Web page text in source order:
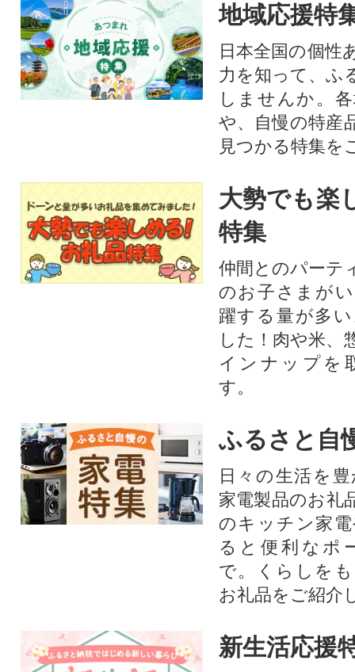
地域応援特
日本全国の個性
力を知って、ふ
しませんか。
や、自慢の特産
見つかる特集を
大勢でも楽
特集
仲間とのパーテ
のお子さまが
躍する量が多
した！肉や米、
インナップを
す。
ふるさと自
日々の生活を
家電製品のお礼
のキッチン家
ると便利なポ
で。くらしを
お礼品をご紹介
新生活応援